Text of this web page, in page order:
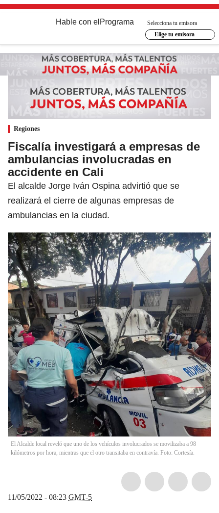
Hable con el Programa
Selecciona tu emisora
Elige tu emisora
Regiones
Fiscalía investigará a empresas de
ambulancias involucradas en
accidente en Cali
El alcalde Jorge Iván Ospina advirtió que se
realizará el cierre de algunas empresas de
ambulancias en la ciudad.
El Alcalde local reveló que uno de los vehículos involucrados se movilizaba a 98
kilómetros por hora, mientras que el otro transitaba en contravía. Foto: Cortesía.
11/05/2022 - 08:23 GMT-5